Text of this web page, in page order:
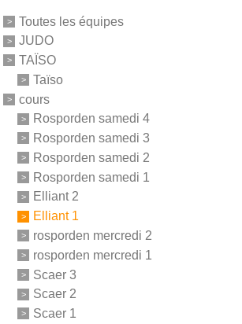
Toutes les équipes
JUDO
TAÏSO
Taïso
cours
Rosporden samedi 4
Rosporden samedi 3
Rosporden samedi 2
Rosporden samedi 1
Elliant 2
Elliant 1
rosporden mercredi 2
rosporden mercredi 1
Scaer 3
Scaer 2
Scaer 1